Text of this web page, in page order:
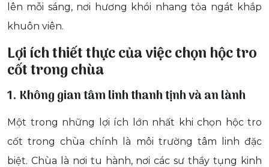
lên mỗi sáng, nơi hương khói nhang tỏa ngát khắp
khuôn viên.
Lợi ích thiết thực của việc chọn hộc tro
cốt trong chùa
1. Không gian tâm linh thanh tịnh và an lành
Một trong những lợi ích lớn nhất khi chọn hộc tro
cốt trong chùa chính là môi trường tâm linh đặc
biệt. Chùa là nơi tu hành, nơi các sư thầy tụng kinh